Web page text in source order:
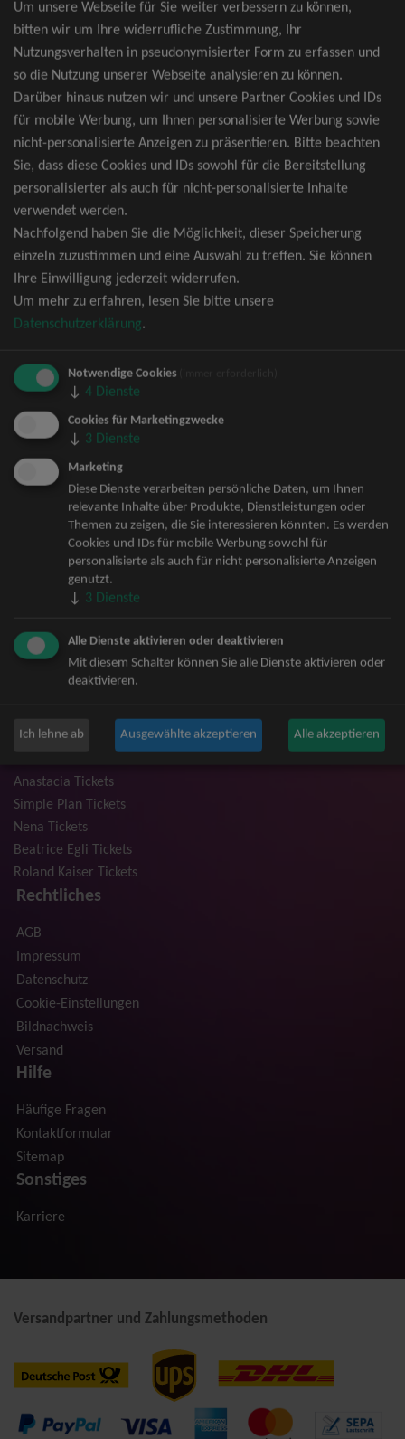
wider Erwarten doch nicht verfügbar
sein, erhalten Sie von uns Tickets für die
nächst bessere Kategorie. Und das
kostenfrei und völlig automatisch.
TOP-Events
André Rieu Tickets
David Garrett Tickets
Andrea Berg Tickets
Backstreet Boys Tickets
Unheilig Tickets
Santiano Tickets
Bryan Adams Tickets
Andreas Gabalier Tickets
Die Fantastischen Vier Tickets
Herbert Grönemeyer Tickets
Deep Purple Tickets
Howard Carpendale Tickets
Jan Delay & Disko No.1 Tickets
Pur Tickets
Bob Dylan Tickets
Mark Forster Tickets
The Prodigy Tickets
Niedeckens BAP Tickets
Judas Priest Tickets
Trailerpark & Friends Tickets
Anastacia Tickets
Simple Plan Tickets
Nena Tickets
Beatrice Egli Tickets
Roland Kaiser Tickets
Rechtliches
AGB
Impressum
Datenschutz
Cookie-Einstellungen
Bildnachweis
Versand
Hilfe
Häufige Fragen
Kontaktformular
Sitemap
Sonstiges
Karriere
Versandpartner und Zahlungsmethoden
Um unsere Webseite für Sie weiter verbessern zu können,
bitten wir um Ihre widerrufliche Zustimmung, Ihr
Nutzungsverhalten in pseudonymisierter Form zu erfassen und
so die Nutzung unserer Webseite analysieren zu können.
Darüber hinaus nutzen wir und unsere Partner Cookies und IDs
für mobile Werbung, um Ihnen personalisierte Werbung sowie
nicht-personalisierte Anzeigen zu präsentieren. Bitte beachten
Sie, dass diese Cookies und IDs sowohl für die Bereitstellung
personalisierter als auch für nicht-personalisierte Inhalte
verwendet werden.
Nachfolgend haben Sie die Möglichkeit, dieser Speicherung
einzeln zuzustimmen und eine Auswahl zu treffen. Sie können
Ihre Einwilligung jederzeit widerrufen.
Um mehr zu erfahren, lesen Sie bitte unsere
Datenschutzerklärung.
Notwendige Cookies
↓ 4 Dienste
Cookies für Marketingzwecke
↓ 3 Dienste
Marketing
Diese Dienste verarbeiten persönliche Daten, um Ihnen
relevante Inhalte über Produkte, Dienstleistungen oder
Themen zu zeigen, die Sie interessieren könnten. Es werden
Cookies und IDs für mobile Werbung sowohl für
personalisierte als auch für nicht personalisierte Anzeigen
genutzt.
↓ 3 Dienste
Alle Dienste aktivieren oder deaktivieren
Mit diesem Schalter können Sie alle Dienste aktivieren oder
deaktivieren.
Ich lehne ab Ausgewählte akzeptieren Alle akzeptieren